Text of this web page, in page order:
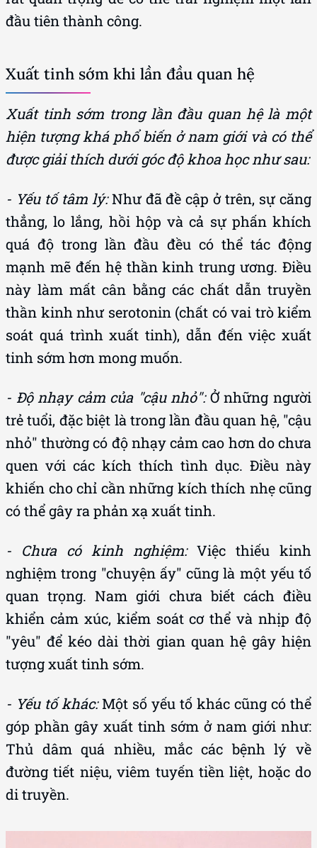
đầu tiên thành công.
Xuất tinh sớm khi lần đầu quan hệ
Xuất tinh sớm trong lần đầu quan hệ là một
hiện tượng khá phổ biến ở nam giới và có thể
được giải thích dưới góc độ khoa học như sau:
- Yếu tố tâm lý:Như đã đề cập ở trên, sự căng
thẳng, lo lắng, hồi hộp và cả sự phấn khích
quá độ trong lần đầu đều có thể tác động
mạnh mẽ đến hệ thần kinh trung ương. Điều
này làm mất cân bằng các chất dẫn truyền
thần kinh như serotonin (chất có vai trò kiểm
soát quá trình xuất tinh), dẫn đến việc xuất
tinh sớm hơn mong muốn.
- Độ nhạy cảm của "cậu nhỏ":Ở những người
trẻ tuổi, đặc biệt là trong lần đầu quan hệ, "cậu
nhỏ" thường có độ nhạy cảm cao hơn do chưa
quen với các kích thích tình dục. Điều này
khiến cho chỉ cần những kích thích nhẹ cũng
có thể gây ra phản xạ xuất tinh.
- Chưa có kinh nghiệm: Việc thiếu kinh
nghiệm trong "chuyện ấy" cũng là một yếu tố
quan trọng. Nam giới chưa biết cách điều
khiển cảm xúc, kiểm soát cơ thể và nhịp độ
"yêu" để kéo dài thời gian quan hệ gây hiện
tượng xuất tinh sớm.
- Yếu tố khác:Một số yếu tố khác cũng có thể
góp phần gây xuất tinh sớm ở nam giới như:
Thủ dâm quá nhiều, mắc các bệnh lý về
đường tiết niệu, viêm tuyến tiền liệt, hoặc do
di truyền.